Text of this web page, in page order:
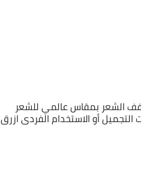
الشعر بمقاس عالمي للشعر
التجميل أو الاستخدام الفردي ازرق